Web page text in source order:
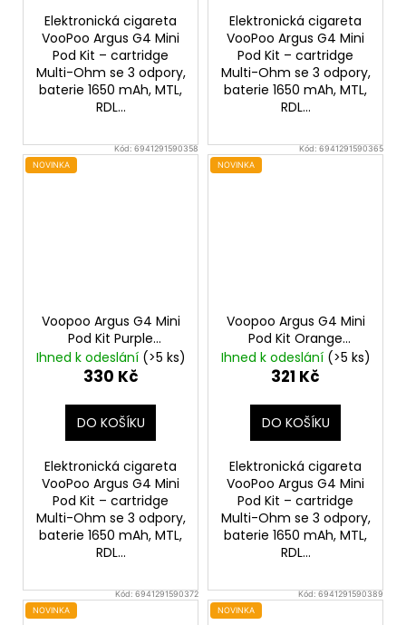
Elektronická cigareta
VooPoo Argus G4 Mini
Pod Kit – cartridge
Multi-Ohm se 3 odpory,
baterie 1650 mAh, MTL,
RDL...
Elektronická cigareta
VooPoo Argus G4 Mini
Pod Kit – cartridge
Multi-Ohm se 3 odpory,
baterie 1650 mAh, MTL,
RDL...
Kód:6941291590358
NOVINKA
Voopoo Argus G4 Mini
Pod Kit Purple
1650mAh
Ihned k odeslání (>5 ks)
330 Kč
DO KOŠÍKU
Elektronická cigareta
VooPoo Argus G4 Mini
Pod Kit – cartridge
Multi-Ohm se 3 odpory,
baterie 1650 mAh, MTL,
RDL...
Kód:6941291590365
NOVINKA
Voopoo Argus G4 Mini
Pod Kit Orange
1650mAh
Ihned k odeslání (>5 ks)
321 Kč
DO KOŠÍKU
Elektronická cigareta
VooPoo Argus G4 Mini
Pod Kit – cartridge
Multi-Ohm se 3 odpory,
baterie 1650 mAh, MTL,
RDL...
Kód:6941291590372
NOVINKA
Kód:6941291590389
NOVINKA